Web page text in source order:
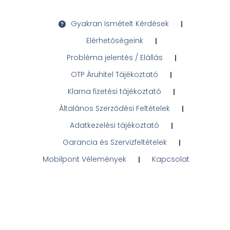
Gyakran Ismételt Kérdések
Elérhetőségeink
Probléma jelentés / Elállás
OTP Áruhitel Tájékoztató
Klarna fizetési tájékoztató
Általános Szerződési Feltételek
Adatkezelési tájékoztató
Garancia és Szervizfeltételek
Mobilpont Vélemények
Kapcsolat